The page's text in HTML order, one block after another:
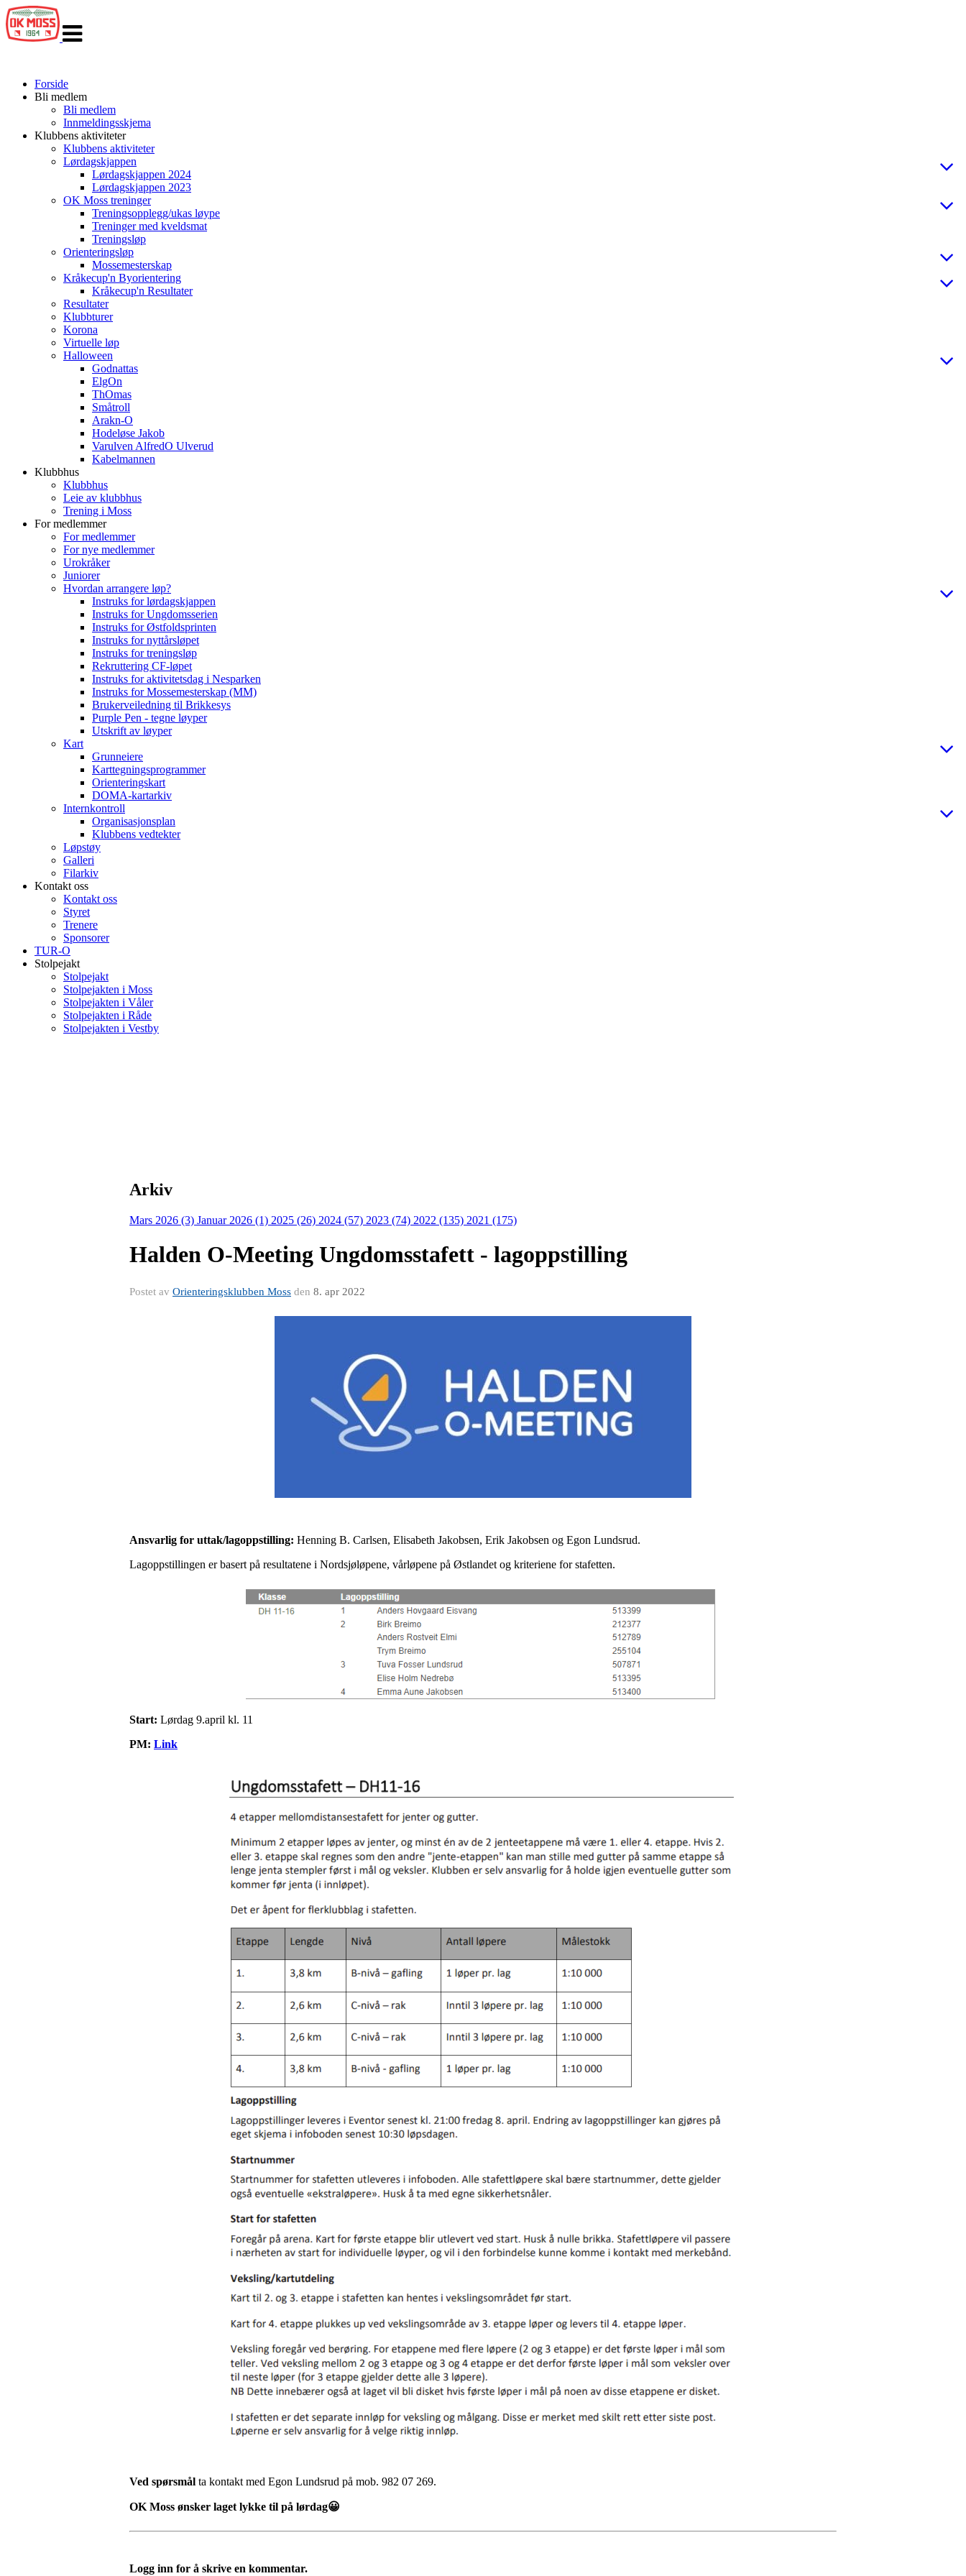
navigasjon
Forside
Bli medlem
Bli medlem
Innmeldingsskjema
Klubbens aktiviteter
Klubbens aktiviteter
Lørdagskjappen
Lørdagskjappen 2024
Lørdagskjappen 2023
OK Moss treninger
Treningsopplegg/ukas løype
Treninger med kveldsmat
Treningsløp
Orienteringsløp
Mossemesterskap
Kråkecup'n Byorientering
Kråkecup'n Resultater
Resultater
Klubbturer
Korona
Virtuelle løp
Halloween
Godnattas
ElgOn
ThOmas
Småtroll
Arakn-O
Hodeløse Jakob
Varulven AlfredO Ulverud
Kabelmannen
Klubbhus
Klubbhus
Leie av klubbhus
Trening i Moss
For medlemmer
For medlemmer
For nye medlemmer
Urokråker
Juniorer
Hvordan arrangere løp?
Instruks for lørdagskjappen
Instruks for Ungdomsserien
Instruks for Østfoldsprinten
Instruks for nyttårsløpet
Instruks for treningsløp
Rekruttering CF-løpet
Instruks for aktivitetsdag i Nesparken
Instruks for Mossemesterskap (MM)
Brukerveiledning til Brikkesys
Purple Pen - tegne løyper
Utskrift av løyper
Kart
Grunneiere
Karttegningsprogrammer
Orienteringskart
DOMA-kartarkiv
Internkontroll
Organisasjonsplan
Klubbens vedtekter
Løpstøy
Galleri
Filarkiv
Kontakt oss
Kontakt oss
Styret
Trenere
Sponsorer
TUR-O
Stolpejakt
Stolpejakt
Stolpejakten i Moss
Stolpejakten i Våler
Stolpejakten i Råde
Stolpejakten i Vestby
Arkiv
Mars 2026 (3) Januar 2026 (1) 2025 (26) 2024 (57) 2023 (74) 2022 (135) 2021 (175)
Halden O-Meeting Ungdomsstafett - lagoppstilling
Postet av Orienteringsklubben Moss den 8. apr 2022
Ansvarlig for uttak/lagoppstilling: Henning B. Carlsen, Elisabeth Jakobsen, Erik Jakobsen og Egon Lundsrud.
Lagoppstillingen er basert på resultatene i Nordsjøløpene, vårløpene på Østlandet og kriteriene for stafetten.
Start: Lørdag 9.april kl. 11
PM: Link
Ved spørsmål ta kontakt med Egon Lundsrud på mob. 982 07 269.
OK Moss ønsker laget lykke til på lørdag😀
Logg inn for å skrive en kommentar.